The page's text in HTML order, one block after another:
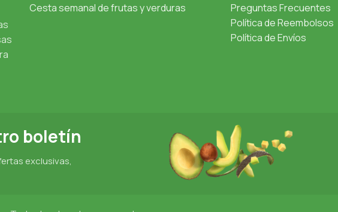
Cesta semanal de frutas y verduras
Preguntas Frecuentes
Política de Reembolsos
Política de Envíos
boletín
exclusivas,